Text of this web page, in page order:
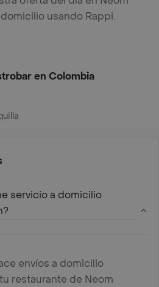
usando Rappi.
en Colombia
servicio a domicilio
envíos a domicilio
restaurante de Neom